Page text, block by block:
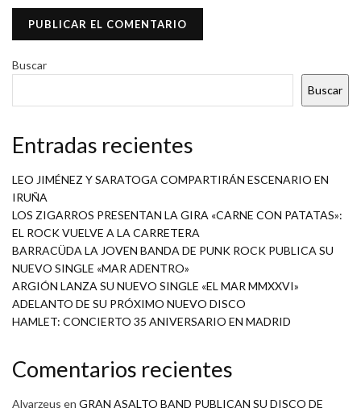
Buscar
Buscar
Entradas recientes
LEO JIMÉNEZ Y SARATOGA COMPARTIRÁN ESCENARIO EN
IRUÑA
LOS ZIGARROS PRESENTAN LA GIRA «CARNE CON PATATAS»:
EL ROCK VUELVE A LA CARRETERA
BARRACÜDA LA JOVEN BANDA DE PUNK ROCK PUBLICA SU
NUEVO SINGLE «MAR ADENTRO»
ARGIÓN LANZA SU NUEVO SINGLE «EL MAR MMXXVI»
ADELANTO DE SU PRÓXIMO NUEVO DISCO
HAMLET: CONCIERTO 35 ANIVERSARIO EN MADRID
Comentarios recientes
Alvarzeus en GRAN ASALTO BAND PUBLICAN SU DISCO DE